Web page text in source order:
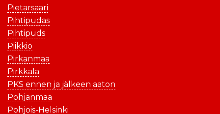
Pietarsaari
Pihtipudas
Pihtipuds
Piikkiö
Pirkanmaa
Pirkkala
PKS ennen ja jälkeen aaton
Pohjanmaa
Pohjois-Helsinki